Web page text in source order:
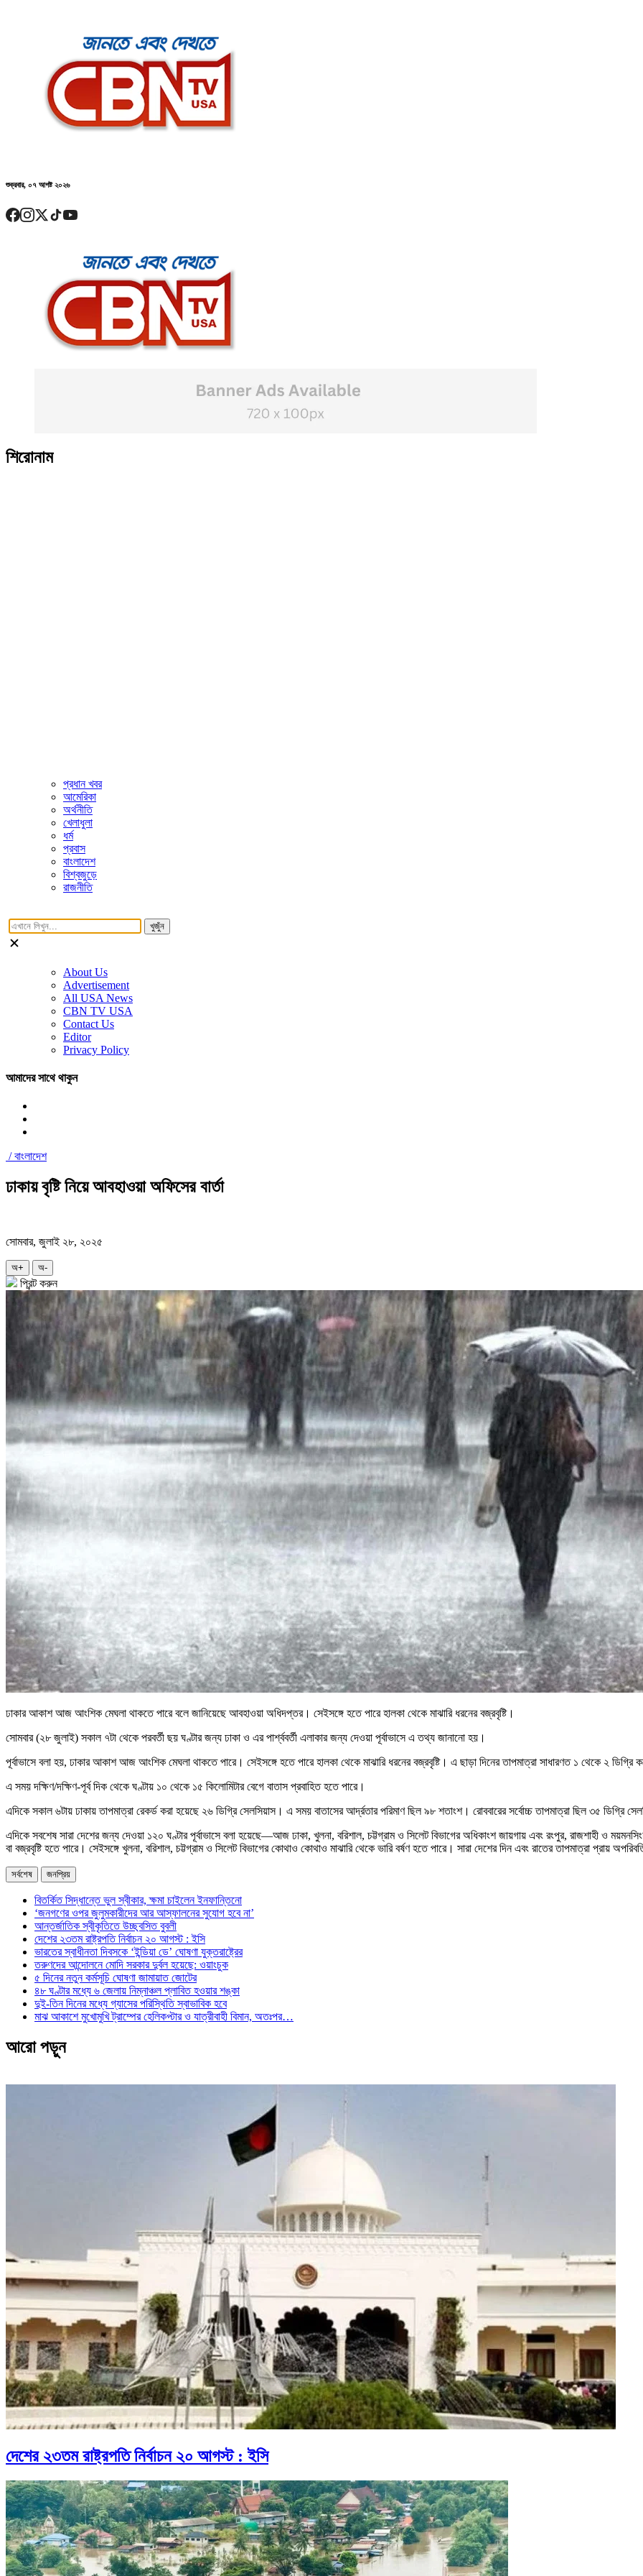
শুক্রবার, ০৭ আগষ্ট ২০২৬
শিরোনাম
প্রধান খবর
আমেরিকা
অর্থনীতি
খেলাধুলা
ধর্ম
প্রবাস
বাংলাদেশ
বিশ্বজুড়ে
রাজনীতি
খুজুঁন
About Us
Advertisement
All USA News
CBN TV USA
Contact Us
Editor
Privacy Policy
আমাদের সাথে থাকুন
/বাংলাদেশ
ঢাকায় বৃষ্টি নিয়ে আবহাওয়া অফিসের বার্তা
সোমবার, জুলাই ২৮, ২০২৫
অ+ অ-
প্রিন্ট করুন
ঢাকার আকাশ আজ আংশিক মেঘলা থাকতে পারে বলে জানিয়েছে আবহাওয়া অধিদপ্তর। সেইসঙ্গে হতে পারে হালকা থেকে মাঝারি ধরনের বজ্রবৃষ্টি।
সোমবার (২৮ জুলাই) সকাল ৭টা থেকে পরবর্তী ছয় ঘণ্টার জন্য ঢাকা ও এর পার্শ্ববর্তী এলাকার জন্য দেওয়া পূর্বাভাসে এ তথ্য জানানো হয়।
পূর্বাভাসে বলা হয়, ঢাকার আকাশ আজ আংশিক মেঘলা থাকতে পারে। সেইসঙ্গে হতে পারে হালকা থেকে মাঝারি ধরনের বজ্রবৃষ্টি। এ ছাড়া দিনের তাপমাত্রা সাধারণত ১ থেকে ২ ডিগ্রি
এ সময় দক্ষিণ/দক্ষিণ-পূর্ব দিক থেকে ঘণ্টায় ১০ থেকে ১৫ কিলোমিটার বেগে বাতাস প্রবাহিত হতে পারে।
এদিকে সকাল ৬টায় ঢাকায় তাপমাত্রা রেকর্ড করা হয়েছে ২৬ ডিগ্রি সেলসিয়াস। এ সময় বাতাসের আর্দ্রতার পরিমাণ ছিল ৯৮ শতাংশ। রোববারের সর্বোচ্চ তাপমাত্রা ছিল ৩৫ ডিগ্রি
এদিকে সবশেষ সারা দেশের জন্য দেওয়া ১২০ ঘণ্টার পূর্বাভাসে বলা হয়েছে—আজ ঢাকা, খুলনা, বরিশাল, চট্টগ্রাম ও সিলেট বিভাগের অধিকাংশ জায়গায় এবং রংপুর, রাজশাহী ও
বা বজ্রবৃষ্টি হতে পারে। সেইসঙ্গে খুলনা, বরিশাল, চট্টগ্রাম ও সিলেট বিভাগের কোথাও কোথাও মাঝারি থেকে ভারি বর্ষণ হতে পারে। সারা দেশের দিন এবং রাতের তাপমাত্রা প্রায়
সর্বশেষ জনপ্রিয়
বিতর্কিত সিদ্ধান্তে ভুল স্বীকার, ক্ষমা চাইলেন ইনফান্তিনো
‘জনগণের ওপর জুলুমকারীদের আর আস্ফালনের সুযোগ হবে না’
আন্তর্জাতিক স্বীকৃতিতে উচ্ছ্বসিত বুবলী
দেশের ২৩তম রাষ্ট্রপতি নির্বাচন ২০ আগস্ট : ইসি
ভারতের স্বাধীনতা দিবসকে ‘ইন্ডিয়া ডে’ ঘোষণা যুক্তরাষ্ট্রের
তরুণদের আন্দোলনে মোদি সরকার দুর্বল হয়েছে: ওয়াংচুক
৫ দিনের নতুন কর্মসূচি ঘোষণা জামায়াত জোটের
৪৮ ঘণ্টার মধ্যে ৬ জেলায় নিম্নাঞ্চল প্লাবিত হওয়ার শঙ্কা
দুই-তিন দিনের মধ্যে গ্যাসের পরিস্থিতি স্বাভাবিক হবে
মাঝ আকাশে মুখোমুখি ট্রাম্পের হেলিকপ্টার ও যাত্রীবাহী বিমান, অতঃপর…
আরো পড়ুন
দেশের ২৩তম রাষ্ট্রপতি নির্বাচন ২০ আগস্ট : ইসি